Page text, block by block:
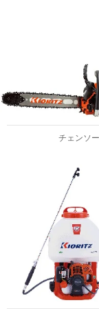
チェンソー